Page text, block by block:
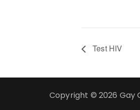
Test HIV
Copyright © 2026 Gay